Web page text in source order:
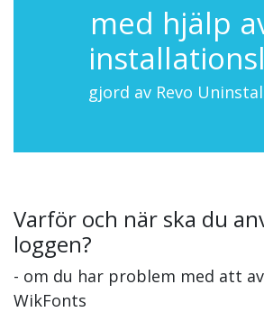
med hjälp
gjord av Revo
Varför och när ska du
loggen?
- om du har problem med att
WikFonts